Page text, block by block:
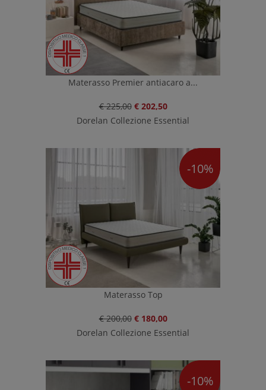
Materasso Premier antiacaro a...
€ 225,00 € 202,50
Dorelan Collezione Essential
-10%
Materasso Top
€ 200,00 € 180,00
Dorelan Collezione Essential
-10%